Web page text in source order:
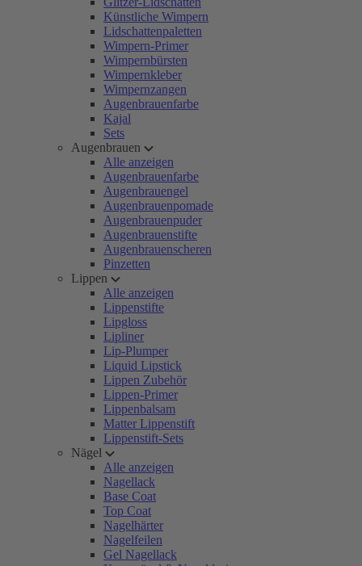
Künstliche Wimpern
Lidschattenpaletten
Wimpern-Primer
Wimpernbürsten
Wimpernkleber
Wimpernzangen
Augenbrauenfarbe
Kajal
Sets
Augenbrauen
Alle anzeigen
Augenbrauenfarbe
Augenbrauengel
Augenbrauenpomade
Augenbrauenpuder
Augenbrauenstifte
Augenbrauenscheren
Pinzetten
Lippen
Alle anzeigen
Lippenstifte
Lipgloss
Lipliner
Lip-Plumper
Liquid Lipstick
Lippen Zubehör
Lippen-Primer
Lippenbalsam
Matter Lippenstift
Lippenstift-Sets
Nägel
Alle anzeigen
Nagellack
Base Coat
Top Coat
Nagelhärter
Nagelfeilen
Gel Nagellack